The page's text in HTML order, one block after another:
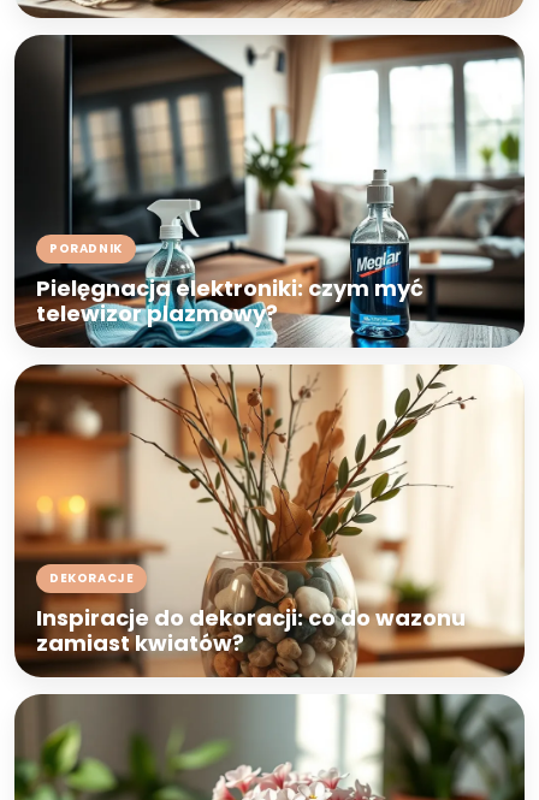
PORADNIK
Pielęgnacja elektroniki: czym myć
telewizor plazmowy?
DEKORACJE
Inspiracje do dekoracji: co do wazonu
zamiast kwiatów?